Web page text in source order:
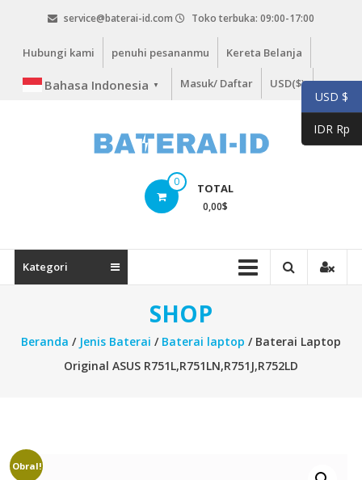
service@baterai-id.com Toko terbuka: 09:00-17:00
Hubungi kami penuhi pesananmu Kereta Belanja
Bahasa Indonesia ▼ Masuk/ Daftar USD($)
id.com
0 TOTAL
0,00$
Kategori
SHOP
Beranda / Jenis Baterai / Baterai laptop / Baterai Laptop
Original ASUS R751L,R751LN,R751J,R752LD
Obral!
USD $
IDR Rp